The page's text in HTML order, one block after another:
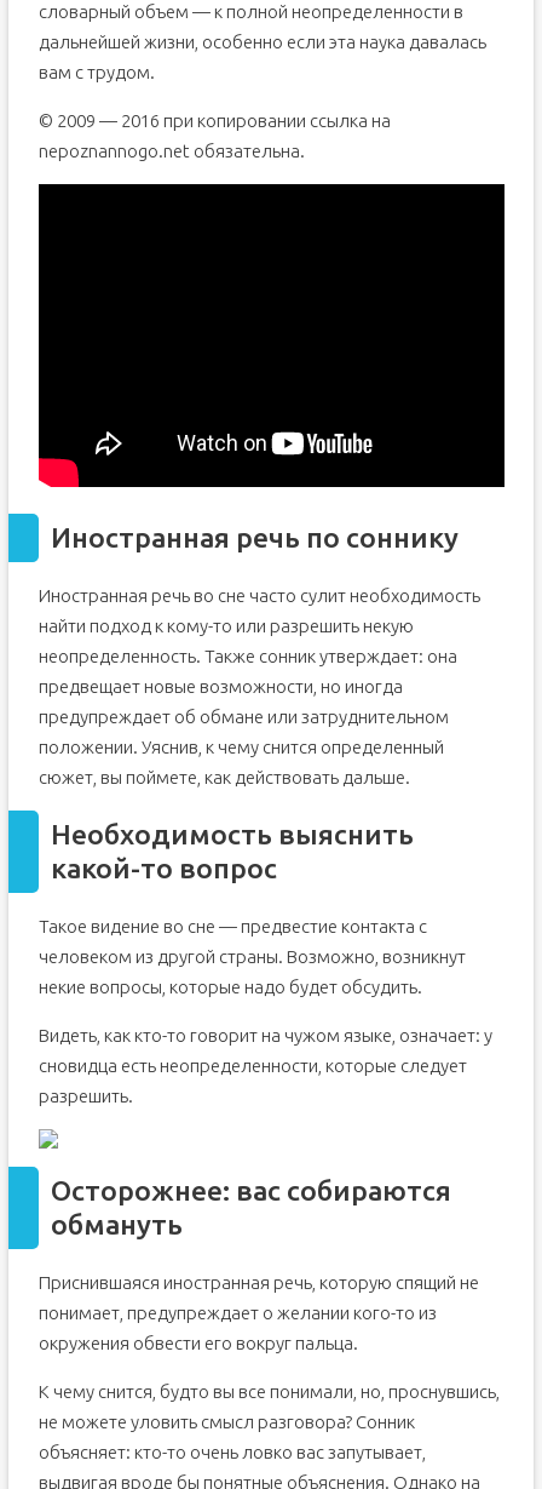
словарный объем — к полной неопределенности в
дальнейшей жизни, особенно если эта наука давалась
вам с трудом.
© 2009 — 2016 при копировании ссылка на
nepoznannogo.net обязательна.
Иностранная речь по соннику
Иностранная речь во сне часто сулит необходимость
найти подход к кому-то или разрешить некую
неопределенность. Также сонник утверждает: она
предвещает новые возможности, но иногда
предупреждает об обмане или затруднительном
положении. Уяснив, к чему снится определенный
сюжет, вы поймете, как действовать дальше.
Необходимость выяснить
какой-то вопрос
Такое видение во сне — предвестие контакта с
человеком из другой страны. Возможно, возникнут
некие вопросы, которые надо будет обсудить.
Видеть, как кто-то говорит на чужом языке, означает: у
сновидца есть неопределенности, которые следует
разрешить.
Осторожнее: вас собираются
обмануть
Приснившаяся иностранная речь, которую спящий не
понимает, предупреждает о желании кого-то из
окружения обвести его вокруг пальца.
К чему снится, будто вы все понимали, но, проснувшись,
не можете уловить смысл разговора? Сонник
объясняет: кто-то очень ловко вас запутывает,
выдвигая вроде бы понятные объяснения. Однако на